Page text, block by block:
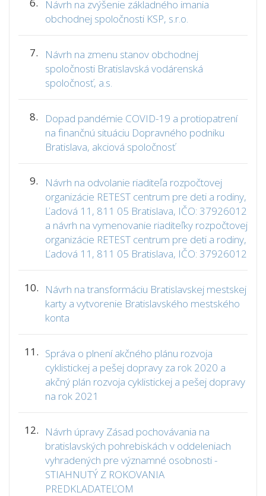
Návrh na zvýšenie základného imania
obchodnej spoločnosti KSP, s.r.o.
7.
Návrh na zmenu stanov obchodnej
spoločnosti Bratislavská vodárenská
spoločnosť, a.s.
8.
Dopad pandémie COVID-19 a protiopatrení
na finančnú situáciu Dopravného podniku
Bratislava, akciová spoločnosť
9.
Návrh na odvolanie riaditeľa rozpočtovej
organizácie RETEST centrum pre deti a rodiny,
Ľadová 11, 811 05 Bratislava, IČO: 37926012
a návrh na vymenovanie riaditeľky rozpočtovej
organizácie RETEST centrum pre deti a rodiny,
Ľadová 11, 811 05 Bratislava, IČO: 37926012
10.
Návrh na transformáciu Bratislavskej mestskej
karty a vytvorenie Bratislavského mestského
konta
11. Správa o plnení akčného plánu rozvoja
cyklistickej a pešej dopravy za rok 2020 a
akčný plán rozvoja cyklistickej a pešej dopravy
na rok 2021
12.
Návrh úpravy Zásad pochovávania na
bratislavských pohrebiskách v oddeleniach
vyhradených pre významné osobnosti -
STIAHNUTÝ Z ROKOVANIA
PREDKLADATEĽOM